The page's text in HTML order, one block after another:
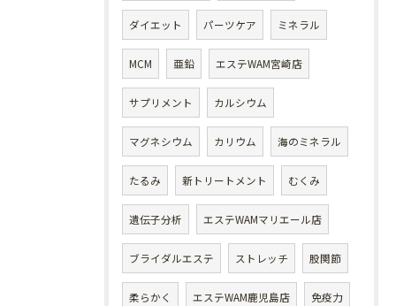
ダイエット パーツケア ミネラル
MCM 亜鉛 エステWAM宮崎店
サプリメント カルシウム
マグネシウム カリウム 海のミネラル
たるみ 新トリートメント むくみ
遺伝子分析 エステWAMマリエール店
ブライダルエステ ストレッチ 股関節
柔らかく エステWAM鹿児島店 免疫力